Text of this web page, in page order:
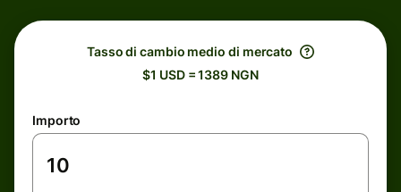
Tasso di cambio medio di mercato
$1 USD = 1389 NGN
Importo